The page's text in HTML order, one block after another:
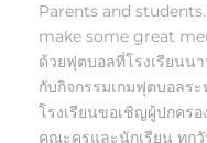
Parents and
make some great
ด้วยฟุตบอลที่โรงเรียนน
กับกิจกรรมเกมฟุตบอลร
โรงเรียนขอเชิญผู้ปกคร
คณะครูและนักเรียน ทุกวั